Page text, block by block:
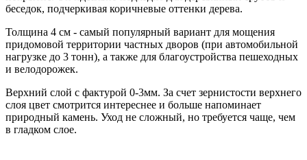
беседок, подчеркивая коричневые оттенки дерева.
Толщина 4 см - самый популярный вариант для мощения
придомовой территории частных дворов (при автомобильной
нагрузке до 3 тонн), а также для благоустройства пешеходных
и велодорожек.
Верхний слой с фактурой 0-3мм. За счет зернистости верхнего
слоя цвет смотрится интереснее и больше напоминает
природный камень. Уход не сложный, но требуется чаще, чем
в гладком слое.